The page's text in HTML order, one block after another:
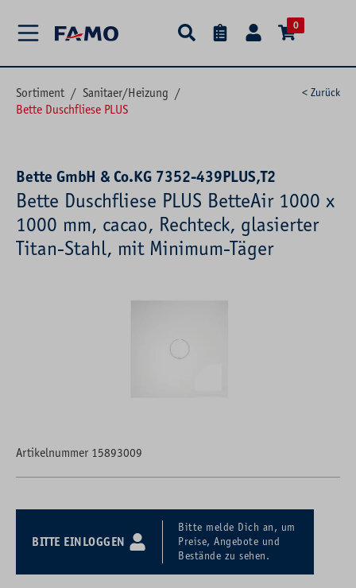
0
Sortiment / Sanitaer/Heizung /
Bette Duschfliese PLUS
< Zurück
Bette GmbH & Co.KG 7352-439PLUS,T2
Bette Duschfliese PLUS BetteAir 1000 x
1000 mm, cacao, Rechteck, glasierter
Titan-Stahl, mit Minimum-Täger
Artikelnummer 15893009
BITTE EINLOGGEN
Bitte melde Dich an, um
Preise, Angebote und
Bestände zu sehen.